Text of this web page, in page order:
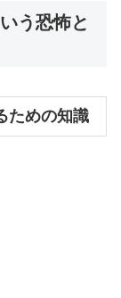
う恐怖と
ための知識